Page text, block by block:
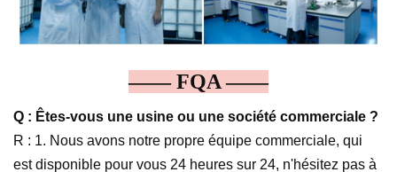
—— FQA ——
Q : Êtes-vous une usine ou une société commerciale ?
R : 1. Nous avons notre propre équipe commerciale, qui
est disponible pour vous 24 heures sur 24, n'hésitez pas à